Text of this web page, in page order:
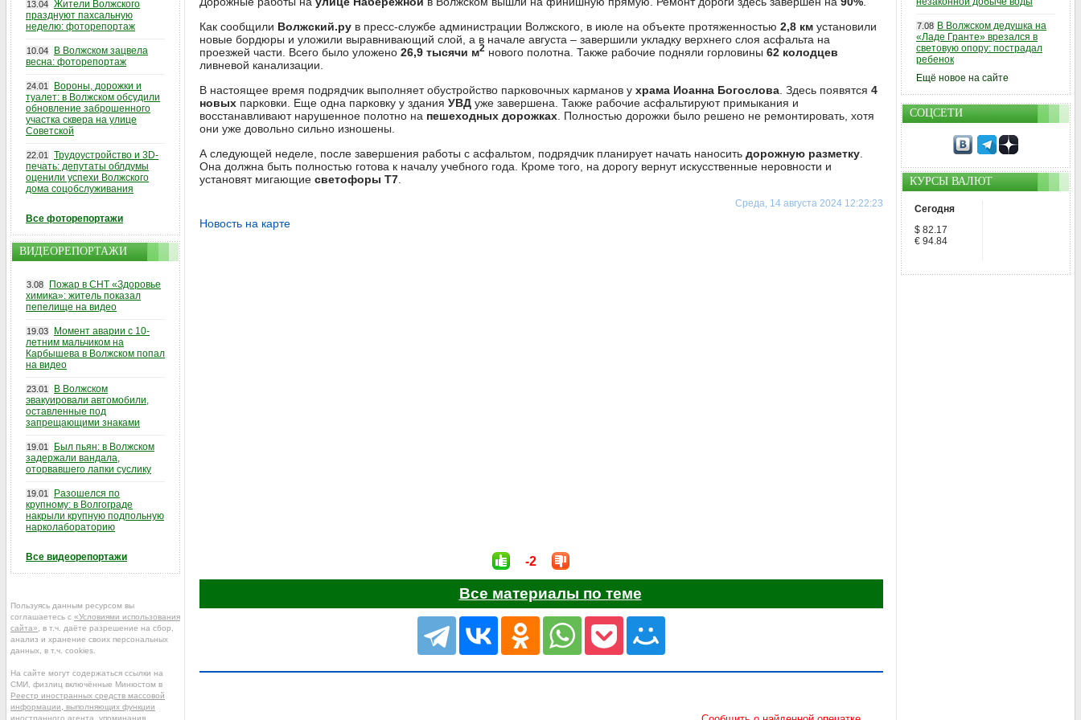
Как сообщили Волжский.ру в пресс-службе администрации Волжского, в июле на объекте протяженностью 2,8 км установили
новые бордюры и уложили выравнивающий слой, а в начале августа – завершили укладку верхнего слоя асфальта на
проезжей части. Всего было уложено 26,9 тысячи м2 нового полотна. Также рабочие подняли горловины 62 колодцев
ливневой канализации.
В настоящее время подрядчик выполняет обустройство парковочных карманов у храма Иоанна Богослова . Здесь появятся 4
новых парковки. Еще одна парковку у здания УВД уже завершена. Также рабочие асфальтируют примыкания и
восстанавливают нарушенное полотно на пешеходных дорожках . Полностью дорожки было решено не ремонтировать, хотя
они уже довольно сильно изношены.
А следующей неделе, после завершения работы с асфальтом, подрядчик планирует начать наносить дорожную разметку
Она должна быть полностью готова к началу учебного года. Кроме того, на дорогу вернут искусственные неровности и
установят мигающие светофоры Т7
Среда, 14 августа 2024 12:22:23
Новость на карте
-2
Все материалы по теме
13.04 Жители Волжского
празднуют пахсальную
неделю: фоторепортаж
10.04
В Волжском зацвела
весна: фоторепортаж
24.01
Вороны, дорожки и
туалет: в Волжском обсудили
обновление заброшенного
участка сквера на улице
Советской
22.01
Трудоустройство и 3D-
печать: депутаты облдумы
оценили успехи Волжского
дома соцобслуживания
Все фоторепортажи
ВИДЕОРЕПОРТАЖИ
3.08
Пожар в СНТ «Здоровье
химика»: житель показал
пепелище на видео
19.03
Момент аварии с 10-
летним мальчиком на
Карбышева в Волжском попал
на видео
23.01
В Волжском
эвакуировали автомобили,
оставленные под
запрещающими знаками
19.01
Был пьян: в Волжском
задержали вандала,
оторвавшего лапки суслику
19.01
Разошелся по
крупному: в Волгограде
накрыли крупную подпольную
нарколабораторию
Все видеорепортажи
Пользуясь данным ресурсом вы
соглашаетесь с «Условиями использования
сайта» , в т.ч. даёте разрешение на сбор,
анализ и хранение своих персональных
данных, в т.ч. cookies.
На сайте могут содержаться ссылки на
СМИ, физлиц включённые Минюстом в
Реестр иностранных средств массовой
информации, выполняющих функции
иностранного агента , упоминания
7.08 В Волжском дедушка на
«Ладе Гранте» врезался в
световую опору: пострадал
ребенок
Ещё новое на сайте
СОЦСЕТИ
КУРСЫ ВАЛЮТ
Сегодня
$ 82.17
€ 94.84